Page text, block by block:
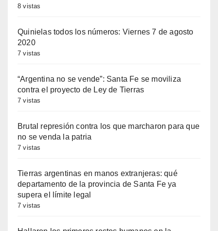
8 vistas
Quinielas todos los números: Viernes 7 de agosto
2020
7 vistas
“Argentina no se vende”: Santa Fe se moviliza
contra el proyecto de Ley de Tierras
7 vistas
Brutal represión contra los que marcharon para que
no se venda la patria
7 vistas
Tierras argentinas en manos extranjeras: qué
departamento de la provincia de Santa Fe ya
supera el límite legal
7 vistas